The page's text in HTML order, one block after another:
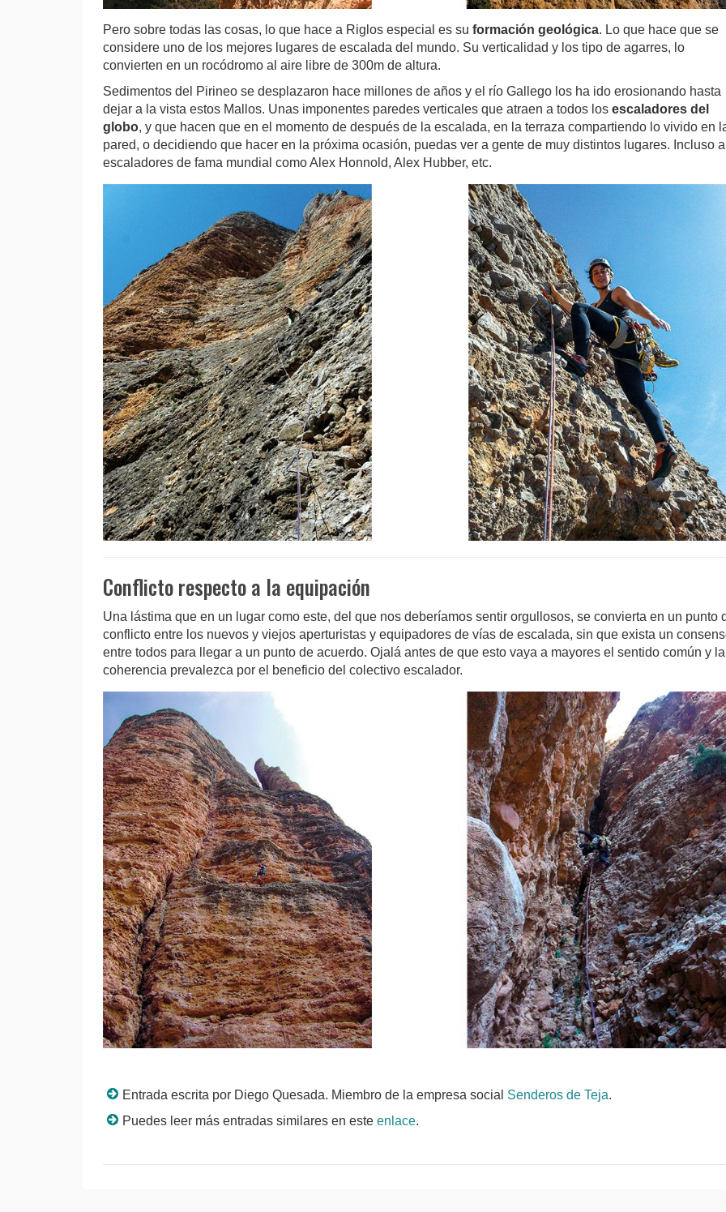
Pero sobre todas las cosas, lo que hace a Riglos especial es su formación geológica. Lo que hace que se
considere uno de los mejores lugares de escalada del mundo. Su verticalidad y los tipo de agarres, lo
convierten en un rocódromo al aire libre de 300m de altura.
Sedimentos del Pirineo se desplazaron hace millones de años y el río Gallego los ha ido erosionando hasta
dejar a la vista estos Mallos. Unas imponentes paredes verticales que atraen a todos los escaladores del
globo, y que hacen que en el momento de después de la escalada, en la terraza compartiendo lo vivido en
pared, o decidiendo que hacer en la próxima ocasión, puedas ver a gente de muy distintos lugares. Incluso a
escaladores de fama mundial como Alex Honnold, Alex Hubber, etc.
Conflicto respecto a la equipación
Una lástima que en un lugar como este, del que nos deberíamos sentir orgullosos, se convierta en un punto
conflicto entre los nuevos y viejos aperturistas y equipadores de vías de escalada, sin que exista un
entre todos para llegar a un punto de acuerdo. Ojalá antes de que esto vaya a mayores el sentido común y la
coherencia prevalezca por el beneficio del colectivo escalador.
Entrada escrita por Diego Quesada. Miembro de la empresa social Senderos de Teja.
Puedes leer más entradas similares en este enlace.